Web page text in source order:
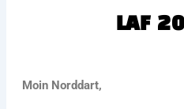
LAF
Moin Norddart,